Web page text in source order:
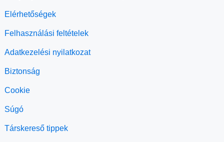
Elérhetőségek
Felhasználási feltételek
Adatkezelési nyilatkozat
Biztonság
Cookie
Súgó
Társkereső tippek